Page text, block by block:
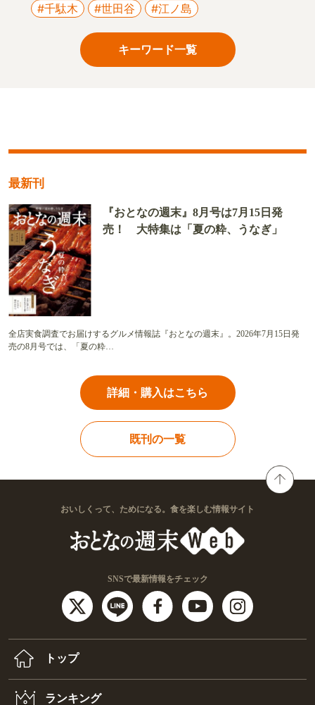
#千駄木
#世田谷 #江ノ島
キーワード一覧
最新刊
『おとなの週末』8月号は7月15日発
売！ 大特集は「夏の粋、うなぎ」
全店実食調査でお届けするグルメ情報誌『おとなの週末』。2026年7月15日発
売の8月号では、「夏の粋…
詳細・購入はこちら
既刊の一覧
おいしくって、ためになる。食を楽しむ情報サイト
SNSで最新情報をチェック
トップ
ランキング